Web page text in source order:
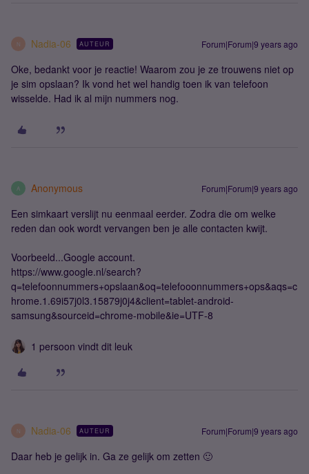
N Nadia-06 AUTEUR Forum|Forum|9 years ago
Oke, bedankt voor je reactie! Waarom zou je ze trouwens niet op
je sim opslaan? Ik vond het wel handig toen ik van telefoon
wisselde. Had ik al mijn nummers nog.
A Anonymous Forum|Forum|9 years ago
Een simkaart verslijt nu eenmaal eerder. Zodra die om welke
reden dan ook wordt vervangen ben je alle contacten kwijt.
Voorbeeld...Google account.
https://www.google.nl/search?
q=telefoonnummers+opslaan&oq=telefooonnummers+ops&aqs=c
hrome.1.69i57j0l3.15879j0j4&client=tablet-android-
samsung&sourceid=chrome-mobile&ie=UTF-8
1 persoon vindt dit leuk
N Nadia-06 AUTEUR Forum|Forum|9 years ago
Daar heb je gelijk in. Ga ze gelijk om zetten 🙂